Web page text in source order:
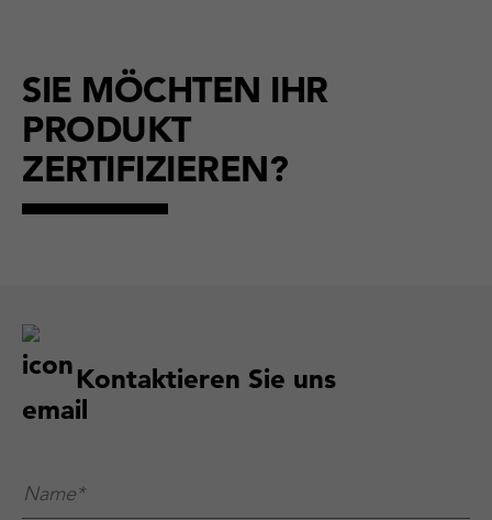
SIE MÖCHTEN IHR
PRODUKT
ZERTIFIZIEREN?
Kontaktieren Sie uns
Name**